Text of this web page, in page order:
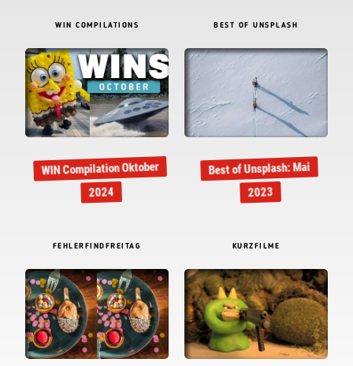
WIN COMPILATIONS
WIN Compilation Oktober
2024
BEST OF UNSPLASH
Best of Unsplash: Mai
2023
FEHLERFINDFREITAG KURZFILME